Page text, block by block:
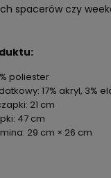
spacerów czy
poliester
17% akryl, 3%
21 cm
47 cm
29 cm × 26 cm